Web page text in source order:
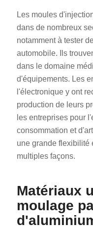
Les moules
dans de nombreux
notamment à tester
automobile. Ils
dans le domaine
d'équipements. Les
l'électronique y ont
production de leurs
les entreprises pour
consommation et
une grande flexibilité
multiples façons.
Matériaux
moulage